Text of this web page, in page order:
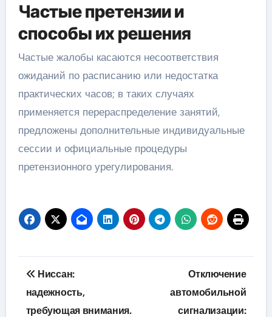
Частые претензии и
способы их решения
Частые жалобы касаются несоответствия
ожиданий по расписанию или недостатка
практических часов; в таких случаях
применяется перераспределение занятий,
предложены дополнительные индивидуальные
сессии и официальные процедуры
претензионного урегулирования.
Навигация
по
Ниссан:
надежность,
требующая внимания.
Отключение
автомобильной
сигнализации: